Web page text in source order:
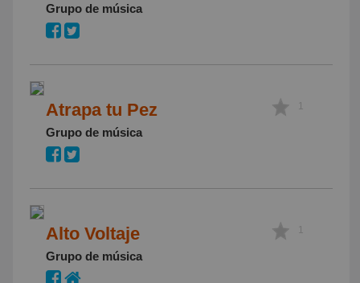
Grupo de música
Atrapa tu Pez
Grupo de música
1
Alto Voltaje
Grupo de música
1